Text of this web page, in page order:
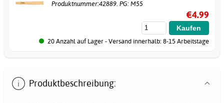
Produktnummer:42889. PG: M55
€4.99
20 Anzahl auf Lager - Versand innerhalb: 8-15 Arbeitstage
Produktbeschreibung: